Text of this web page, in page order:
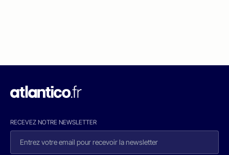
RECEVEZ NOTRE NEWSLETTER